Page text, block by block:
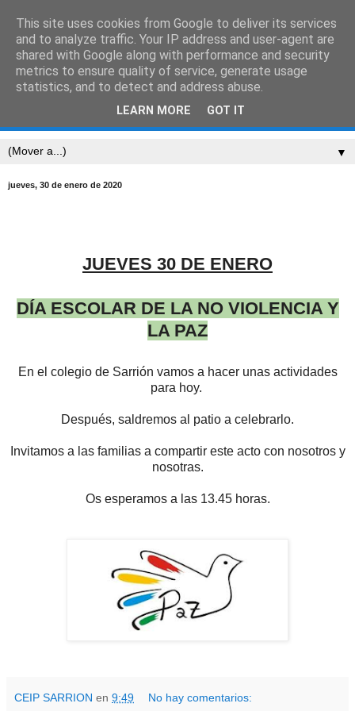
CEIP SARRIÓN
"Mucha gente pequeña, en lugares pequeños, haciendo
cosas pequeñas, puede cambiar el mundo." Eduardo
▼
jueves, 30 de enero de 2020
JUEVES 30 DE ENERO
DÍA ESCOLAR DE LA NO VIOLENCIA Y
LA PAZ
En el colegio de Sarrión vamos a hacer unas actividades
para hoy.
Después, saldremos al patio a celebrarlo.
Invitamos a las familias a compartir este acto con nosotros y
nosotras.
Os esperamos a las 13.45 horas.
CEIP SARRION en 9:49 No hay comentarios:
This site uses cookies from Google to deliver its services
and to analyze traffic. Your IP address and user-agent are
shared with Google along with performance and security
metrics to ensure quality of service, generate usage
statistics, and to detect and address abuse.
LEARN MORE GOT IT